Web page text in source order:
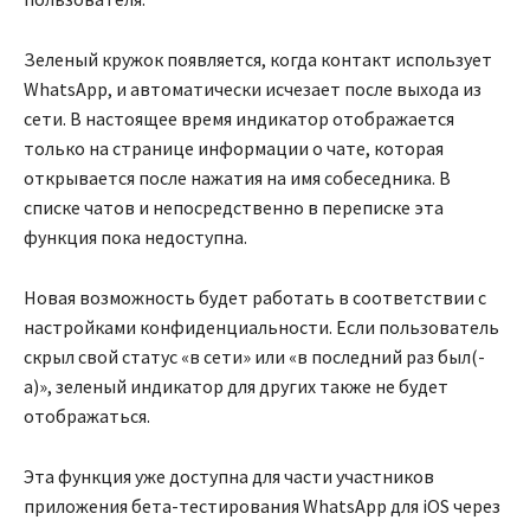
Зеленый кружок появляется, когда контакт использует
WhatsApp, и автоматически исчезает после выхода из
сети. В настоящее время индикатор отображается
только на странице информации о чате, которая
открывается после нажатия на имя собеседника. В
списке чатов и непосредственно в переписке эта
функция пока недоступна.
Новая возможность будет работать в соответствии с
настройками конфиденциальности. Если пользователь
скрыл свой статус «в сети» или «в последний раз был(-
а)», зеленый индикатор для других также не будет
отображаться.
Эта функция уже доступна для части участников
приложения бета-тестирования WhatsApp для iOS через